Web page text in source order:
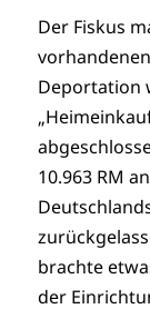
Der Fiskus
Deportation
10.963 RM
brachte
der